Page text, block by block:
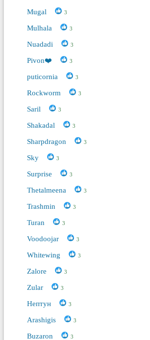
Mugal 3
Mulhala 3
Nuadadi 3
Pivon❤️ 3
puticornia 3
Rockworm 3
Saril 3
Shakadal 3
Sharpdragon 3
Sky 3
Surprise 3
Thetalmeena 3
Trashmin 3
Turan 3
Voodoojar 3
Whitewing 3
Zalore 3
Zular 3
Нептун 3
Arashigis 3
Buzaron 3